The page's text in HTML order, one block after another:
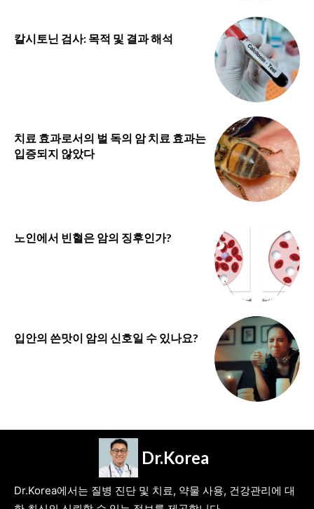
칼시토닌 검사: 목적 및 결과 해석
치료 효과로서의 벌 독의 암 치료 효과는
입증되지 않았다
노인에서 빈혈은 암의 징후인가?
입안의 쓴맛이 암의 신호일 수 있나요?
Dr.Korea
Dr.Korea에서는 질병 진단 및 치료, 약물 사용, 건강관리에 대